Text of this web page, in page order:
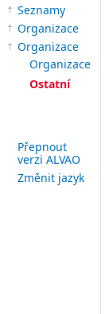
Seznamy
Organizace
Organizace
Organizace
Ostatní
Přepnout
verzi ALVAO
Změnit jazyk